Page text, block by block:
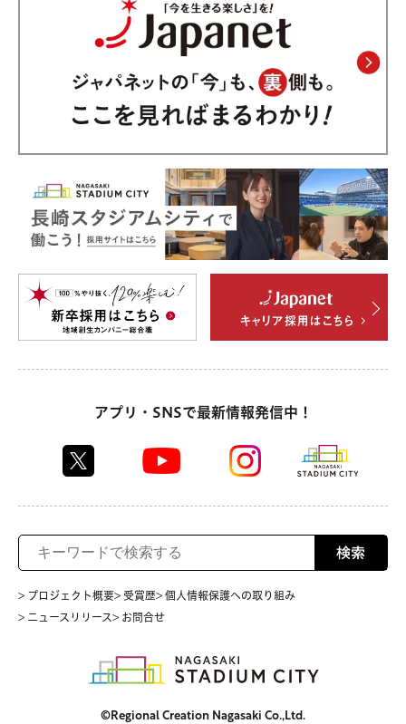
アプリ・SNSで最新情報発信中！
検索
> プロジェクト概要> 受賞歴> 個人情報保護への取り組み
> ニュースリリース> お問合せ
©Regional Creation Nagasaki Co.,Ltd.